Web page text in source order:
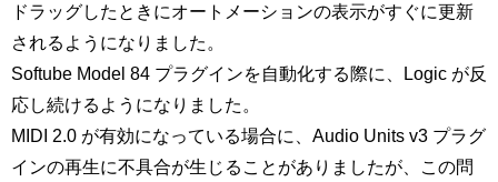
ドラッグしたときにオートメーションの表示がすぐに更新
されるようになりました。
Softube Model 84 プラグインを自動化する際に、Logic が反
応し続けるようになりました。
MIDI 2.0 が有効になっている場合に、Audio Units v3 プラグ
インの再生に不具合が生じることがありましたが、この問